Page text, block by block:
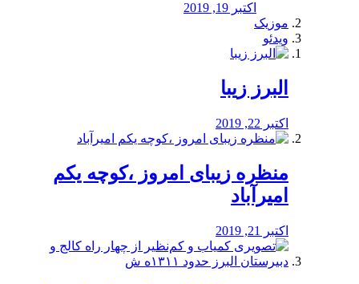
اکتبر 19, 2019
موزیک
ویدئو
البرز زیبا
اکتبر 22, 2019
منظره‌‌ زیبای امروز ،کوچه یکم
امیرآباد
اکتبر 21, 2019